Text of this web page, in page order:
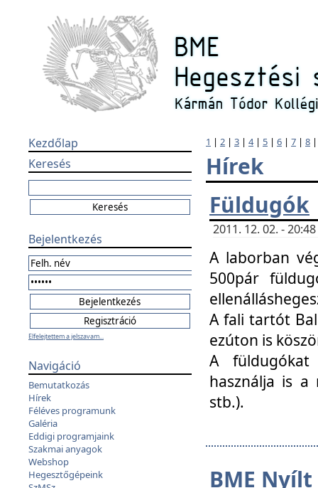
Kezdőlap
Keresés
Bejelentkezés
Elfelejtettem a jelszavam...
Navigáció
Bemutatkozás
Hírek
Féléves programunk
Galéria
Eddigi programjaink
Szakmai anyagok
Webshop
Hegesztőgépeink
1 | 2 | 3 | 4| 5 | 6 | 7 | 8
Hírek
Füldugók
2011. 12. 02. -
A laborban
500pár
A fali tartót
ezúton is
A füldugókat
használja is a
stb.).
BME